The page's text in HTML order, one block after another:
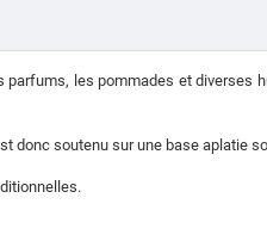
les pommades et diverses
donc soutenu sur une base aplatie